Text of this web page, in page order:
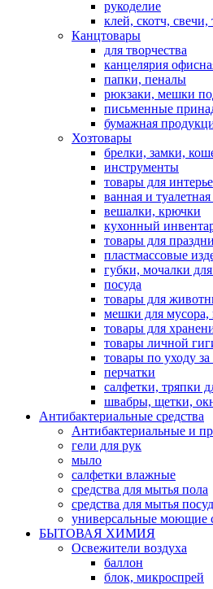
рукоделие
клей, скотч,
Канцтовары
для творчества
канцелярия
папки, пеналы
рюкзаки, мешки
письменные
бумажная
Хозтовары
брелки, замки,
инструменты
товары для
ванная и
вешалки, крючки
кухонный
товары для
пластмассовые
губки, мочалки
посуда
товары для
мешки для мусора,
товары для
товары личной
товары по уходу
перчатки
салфетки, тряпки
швабры, щетки,
Антибактериальные средства
Антибактериальные и
гели для рук
мыло
салфетки влажные
средства для мытья пола
средства для мытья
универсальные моющие
БЫТОВАЯ ХИМИЯ
Освежители воздуха
баллон
блок, микроспрей